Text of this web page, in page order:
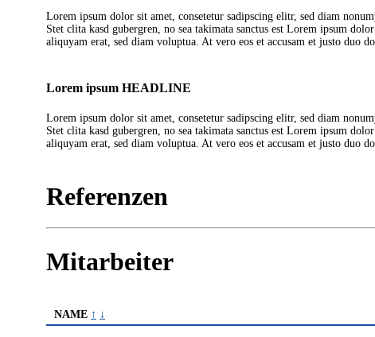
Lorem ipsum dolor sit amet, consetetur sadipscing elitr, sed diam
Stet clita kasd gubergren, no sea takimata sanctus est Lorem ipsum
aliquyam erat, sed diam voluptua. At vero eos et accusam et justo duo
Lorem ipsum HEADLINE
Lorem ipsum dolor sit amet, consetetur sadipscing elitr, sed diam
Stet clita kasd gubergren, no sea takimata sanctus est Lorem ipsum
aliquyam erat, sed diam voluptua. At vero eos et accusam et justo duo
Referenzen
Mitarbeiter
NAME ↑ ↓